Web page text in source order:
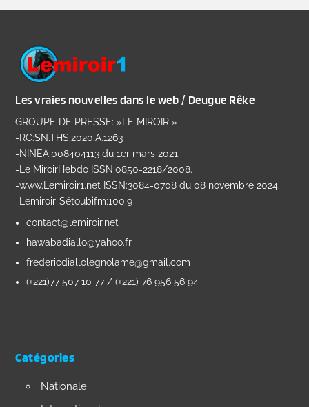
Les vraies nouvelles dans le web / Deugue Rêke
GROUPE DE PRESSE: »LE MIROIR »
-RC:SN.THS:2020.A.1263
-NINEA:008404113 du 1er mars 2021.
-Le MiroirHebdo ISSN:0850-2218/2008.
-www.Lemiroir1.net ISSN:3084-0708 du 08 novembre 2024.
-Lemiroir-Sétoubifm:100.9
contact@lemiroir.net
hawabadiallo@yahoo.fr
fredericdiallolegnolame@gmail.com
(+221)77 507 10 77 / (+221) 76 956 56 94
Catégories
Nationale